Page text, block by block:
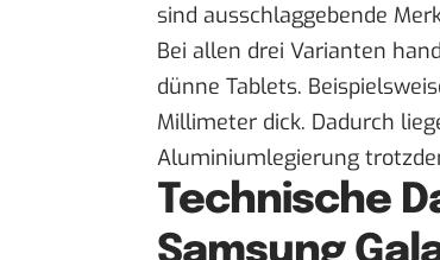
sind ausschlaggebende
Bei allen drei Varianten
dünne Tablets.
Millimeter dick. Dadurch
Aluminiumlegierung
Technische